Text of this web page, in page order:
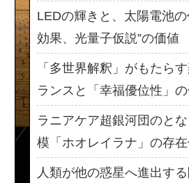
LEDの輝きと、太陽電池
効果、光量子仮説”の価値
「多世界解釈」がもたら
ランスと「幸福優位性」
ラニアケア超銀河団のと
模「ホオレイラナ」の存
人類が他の惑星へ進出す